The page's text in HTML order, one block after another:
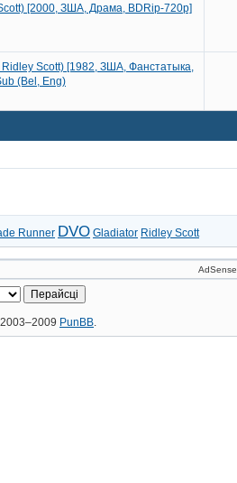
[2000, ЗША, Драма, BDRip-720p]
Scott) [1982, ЗША, Фанстатыка,
(Bel, Eng)
Runner DVO Gladiator Ridley Scott
AdSense
PunBB.